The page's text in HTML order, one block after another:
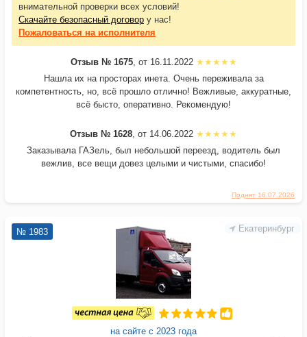
Поднят 16.07.2026
внимательной проверки всех условий!
Скачайте безопасный договор у нас!
Пожаловаться на исполнителя
Отзыв № 1675, от 16.11.2022
Нашла их на просторах инета. Очень переживала за
компетентность, но, всё прошло отлично! Вежливые, аккуратные,
всё бысто, оперативно. Рекомендую!
Отзыв № 1628, от 14.06.2022
Заказывала ГАЗель, был небольшой переезд, водитель был
вежлив, все вещи довез целыми и чистыми, спасибо!
Екатеринбург
№ 1983
на сайте с 2023 года